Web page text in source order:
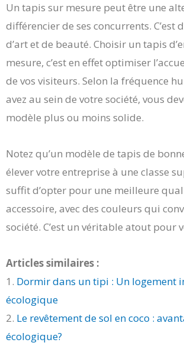
Un tapis sur mesure peut être une
différencier de ses concurrents. C’est
d’art et de beauté. Choisir un tapis
mesure, c’est en effet optimiser
de vos visiteurs. Selon la fréquence
avez au sein de votre société, vous
modèle plus ou moins solide.
Notez qu’un modèle de tapis de
élever votre entreprise à une classe
suffit d’opter pour une meilleure
accessoire, avec des couleurs qui
société. C’est un véritable atout pour
Articles similaires :
1. Dormir dans un tipi : Un logement
écologique
2. Le revêtement de sol en coco :
écologique?